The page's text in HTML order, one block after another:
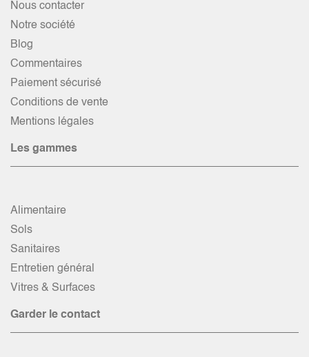
Nous contacter
Notre société
Blog
Commentaires
Paiement sécurisé
Conditions de vente
Mentions légales
Les gammes
Alimentaire
Sols
Sanitaires
Entretien général
Vitres & Surfaces
Garder le contact